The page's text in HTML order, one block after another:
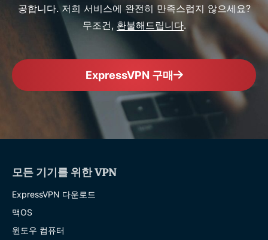
공합니다. 저희 서비스에 완전히 만족스럽지 않으세요?
무조건, 환불해드립니다.
ExpressVPN 구매
모든 기기를 위한 VPN
ExpressVPN 다운로드
맥OS
윈도우 컴퓨터